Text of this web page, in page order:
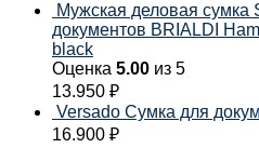
Мужская деловая сумка
документов BRIALDI
black
Оценка 5.00 из 5
13.950 ₽
Versado Сумка для
16.900 ₽